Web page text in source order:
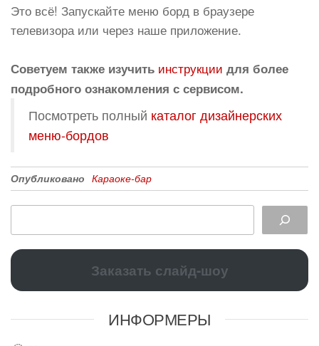
Это всё! Запускайте меню борд в браузере
телевизора или через наше приложение.
Советуем также изучить инструкции для более
подробного ознакомления с сервисом.
Посмотреть полный каталог дизайнерских
меню-бордов
Опубликовано Караоке-бар
Заказать слайд-шоу
ИНФОРМЕРЫ